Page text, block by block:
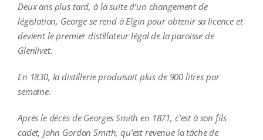
Deux ans plus tard, à la suite d’un changement de
législation, George se rend à Elgin pour obtenir sa licence et
devient le premier distillateur légal de la paroisse de
Glenlivet.
En 1830, la distillerie produisait plus de 900 litres par
semaine.
Après le décès de Georges Smith en 1871, c’est à son fils
cadet, John Gordon Smith, qu’est revenue la tâche de